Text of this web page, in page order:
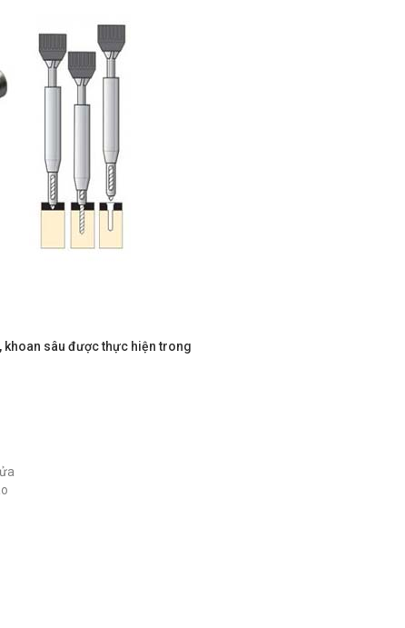
khoan sâu được thực hiện trong